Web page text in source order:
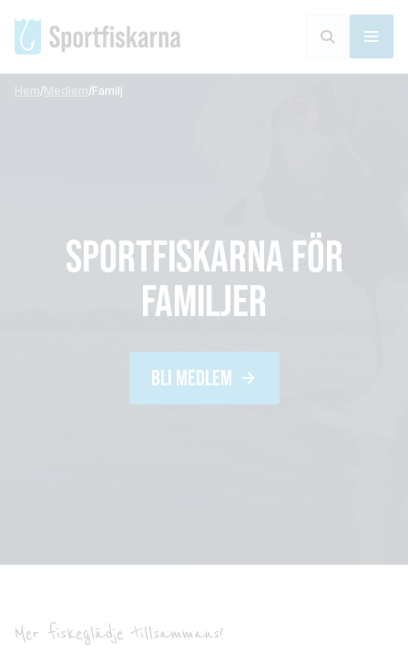
Hem/Medlem/Familj
SPORTFISKARNA FÖR
FAMILJER
BLI MEDLEM
Mer fiskeglädje tillsammans!